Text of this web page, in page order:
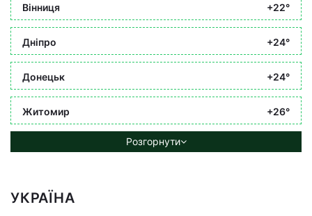
Вінниця +22°
Дніпро +24°
Донецьк +24°
Житомир +26°
Розгорнути
УКРАЇНА